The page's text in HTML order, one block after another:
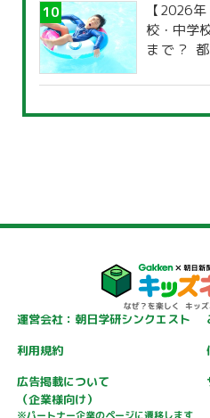
【2026
校・中学
まで？
運営会社：朝日学研シンクエスト
利用規約
広告掲載について
（企業様向け）